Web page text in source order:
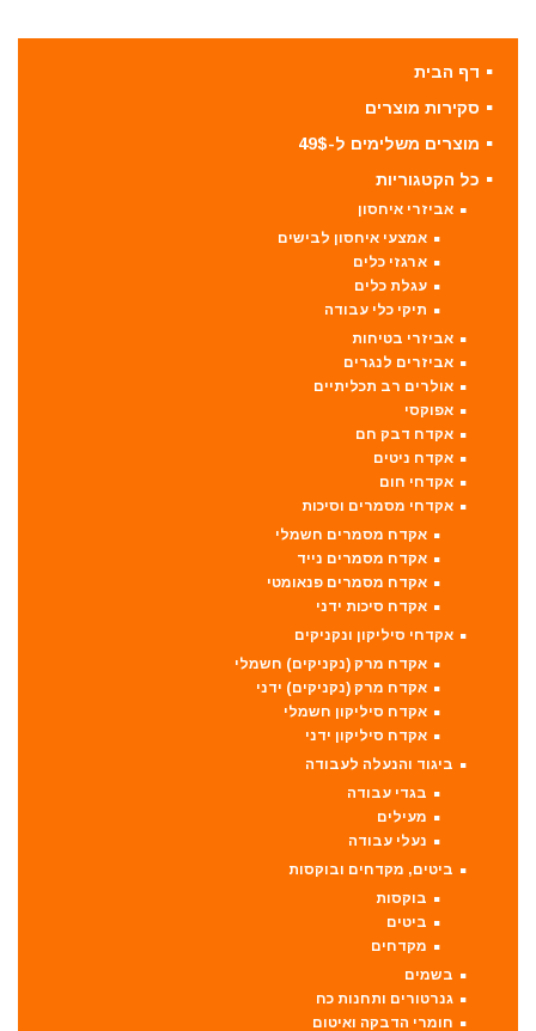
דף הבית
סקירות מוצרים
מוצרים משלימים ל-49$
כל הקטגוריות
אביזרי איחסון
אמצעי איחסון לבישים
ארגזי כלים
עגלת כלים
תיקי כלי עבודה
אביזרי בטיחות
אביזרים לנגרים
אולרים רב תכליתיים
אפוקסי
אקדח דבק חם
אקדח ניטים
אקדחי חום
אקדחי מסמרים וסיכות
אקדח מסמרים חשמלי
אקדח מסמרים נייד
אקדח מסמרים פנאומטי
אקדח סיכות ידני
אקדחי סיליקון ונקניקים
אקדח מרק (נקניקים) חשמלי
אקדח מרק (נקניקים) ידני
אקדח סיליקון חשמלי
אקדח סיליקון ידני
ביגוד והנעלה לעבודה
בגדי עבודה
מעילים
נעלי עבודה
ביטים, מקדחים ובוקסות
בוקסות
ביטים
מקדחים
בשמים
גנרטורים ותחנות כח
חומרי הדבקה ואיטום